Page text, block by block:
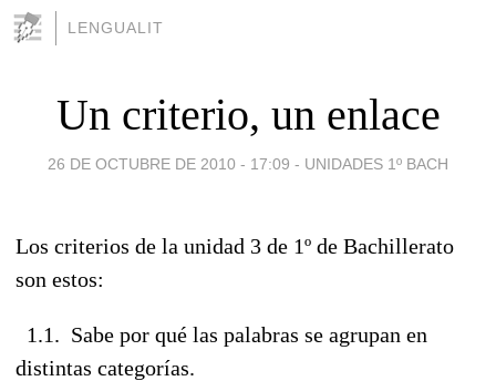
LENGUALIT
Un criterio, un enlace
26 DE OCTUBRE DE 2010 - 17:09 - UNIDADES 1º BACH
Los criterios de la unidad 3 de 1º de Bachillerato
son estos:
1.1. Sabe por qué las palabras se agrupan en
distintas categorías.